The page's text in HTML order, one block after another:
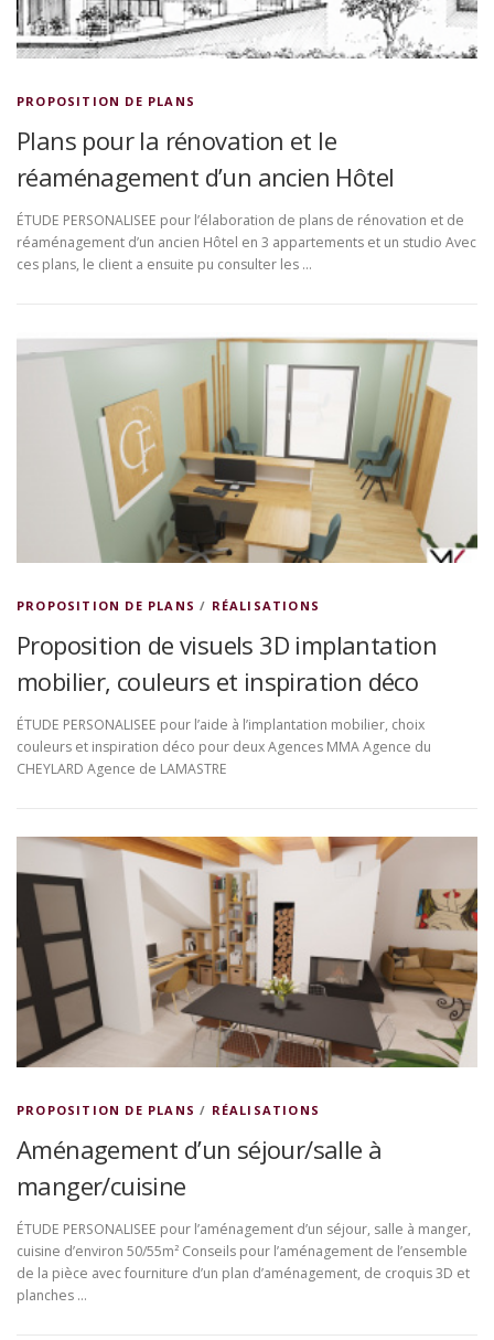
PROPOSITION DE PLANS
Plans pour la rénovation et le
réaménagement d’un ancien Hôtel
ÉTUDE PERSONALISEE pour l’élaboration de plans de rénovation et de
réaménagement d’un ancien Hôtel en 3 appartements et un studio Avec
ces plans, le client a ensuite pu consulter les …
PROPOSITION DE PLANS / RÉALISATIONS
Proposition de visuels 3D implantation
mobilier, couleurs et inspiration déco
ÉTUDE PERSONALISEE pour l’aide à l’implantation mobilier, choix
couleurs et inspiration déco pour deux Agences MMA Agence du
CHEYLARD Agence de LAMASTRE
PROPOSITION DE PLANS / RÉALISATIONS
Aménagement d’un séjour/salle à
manger/cuisine
ÉTUDE PERSONALISEE pour l’aménagement d’un séjour, salle à manger,
cuisine d’environ 50/55m² Conseils pour l’aménagement de l’ensemble
de la pièce avec fourniture d’un plan d’aménagement, de croquis 3D et
planches …